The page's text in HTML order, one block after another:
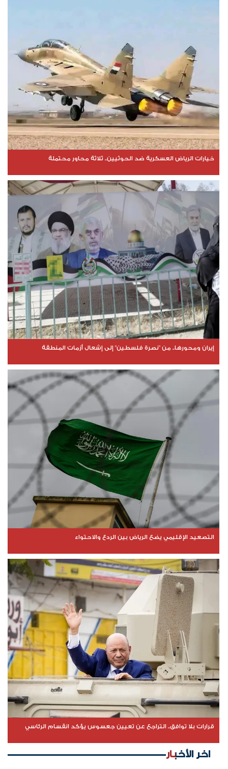
خيارات الرياض العسكرية ضد الحوثيين.. ثلاثة محاور محتملة
إيران ومحورها.. من "نصرة فلسطين" إلى إشعال أزمات المنطقة
التصعيد الإقليمي يضع الرياض بين الردع والاحتواء
قرارات بلا توافق.. التراجع عن تعيين جعسوس يؤكد انقسام الرئاسي
اخر الأخبار